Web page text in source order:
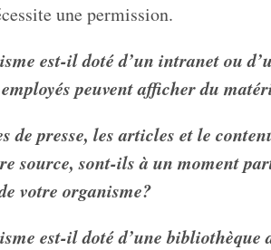
une permission.
est-il doté d’un intranet ou
peuvent afficher du
de presse, les articles et le
source, sont-ils à un moment
votre organisme?
est-il doté d’une